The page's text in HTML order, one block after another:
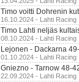
Timo voitti Dohrenin
16.10.2024 - Lahti Racing
Timo Lahti neljäs
08.10.2024 - Lahti Racing
Lejonen - Dackarna
01.10.2024 - Lahti Racing
Gniezno - Tarnow 48-
22.09.2024 - Lahti Racing